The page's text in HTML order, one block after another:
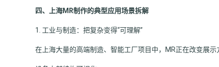
四、上海MR制作的典型应用场景拆解
1. 工业与制造：把复杂变得“可理解”
在上海大量的高端制造、智能工厂项目中，MR正在改变展示